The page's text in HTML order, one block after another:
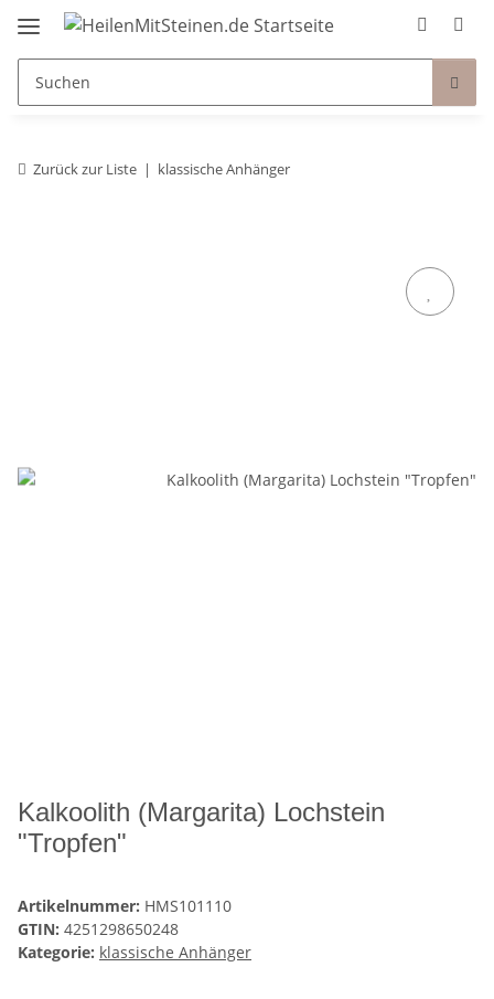
Zurück zur Liste klassische Anhänger
Kalkoolith (Margarita) Lochstein
"Tropfen"
Artikelnummer: HMS101110
GTIN: 4251298650248
Kategorie: klassische Anhänger